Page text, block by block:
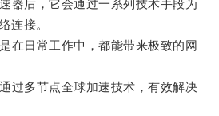
后，它会通过一系列技术手段为
连接。
日常工作中，都能带来极致的网
多节点全球加速技术，有效解决